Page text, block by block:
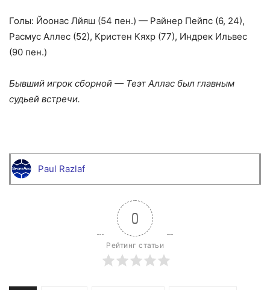
Голы: Йоонас Лйяш (54 пен.) — Райнер Пейпс (6, 24),
Расмус Аллес (52), Кристен Кяхр (77), Индрек Ильвес
(90 пен.)
Бывший игрок сборной — Теэт Аллас был главным
судьей встречи.
Paul Razlaf
0
Рейтинг статьи